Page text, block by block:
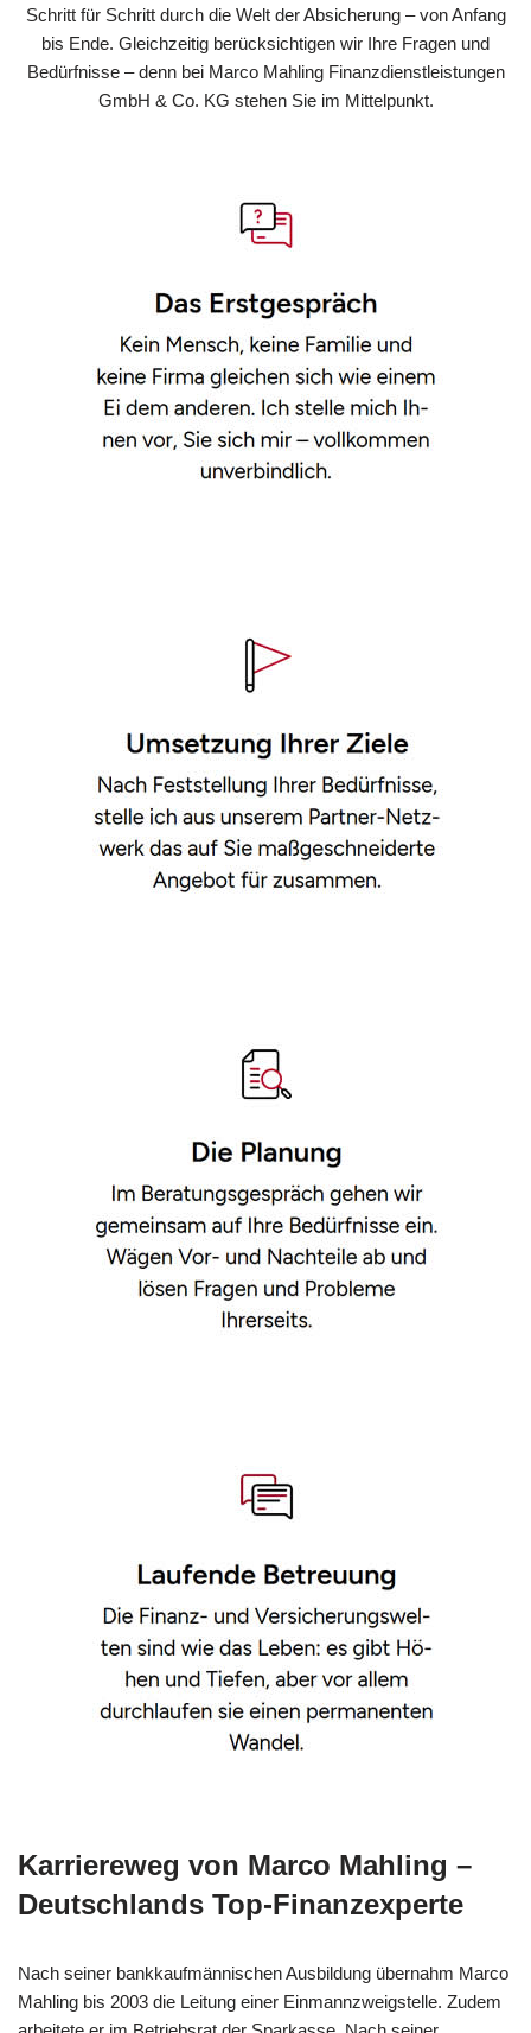
Schritt für Schritt durch die Welt der Absicherung – von Anfang
bis Ende. Gleichzeitig berücksichtigen wir Ihre Fragen und
Bedürfnisse – denn bei Marco Mahling Finanzdienstleistungen
GmbH & Co. KG stehen Sie im Mittelpunkt.
Karriereweg von Marco Mahling –
Deutschlands Top-Finanzexperte
Nach seiner bankkaufmännischen Ausbildung übernahm Marco
Mahling bis 2003 die Leitung einer Einmannzweigstelle. Zudem